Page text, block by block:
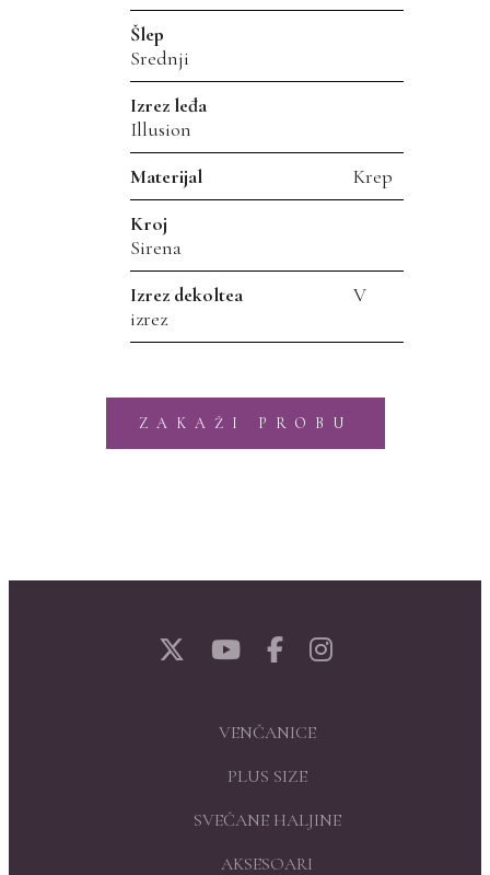
Šlep
Srednji
Izrez leđa
Illusion
Materijal
Krep
Kroj
Sirena
Izrez dekoltea
V
izrez
ZAKAŽI PROBU
VENČANICE
PLUS SIZE
SVEČANE HALJINE
AKSESOARI